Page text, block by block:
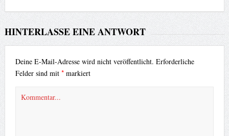
HINTERLASSE EINE ANTWORT
Deine E-Mail-Adresse wird nicht veröffentlicht. Erforderliche
Felder sind mit *markiert